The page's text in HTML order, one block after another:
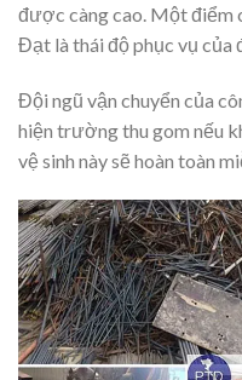
được càng cao. Một điểm
Đạt là thái độ phục vụ của
Đội ngũ vận chuyển của
hiện trường thu gom nếu
vệ sinh này sẽ hoàn toàn